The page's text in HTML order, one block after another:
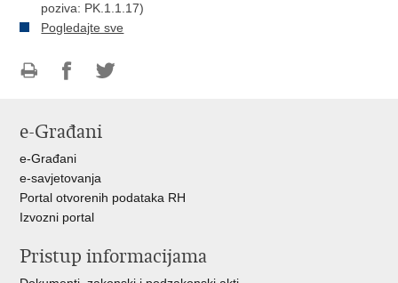
poziva: PK.1.1.17)
Pogledajte sve
FacebookuTwitteru
e-Građani
e-Građani
e-savjetovanja
Portal otvorenih podataka RH
Izvozni portal
Pristup informacijama